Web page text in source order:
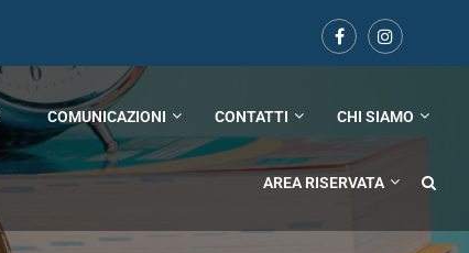
COMUNICAZIONI CONTATTI CHI SIAMO
AREA RISERVATA